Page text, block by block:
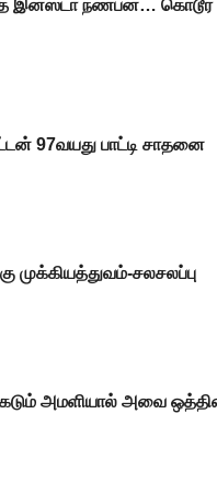
இன்ஸ்டா நண்பன்… கொடூர
97வயது பாட்டி சாதனை
முக்கியத்துவம்-சலசலப்பு
அமளியால் அவை